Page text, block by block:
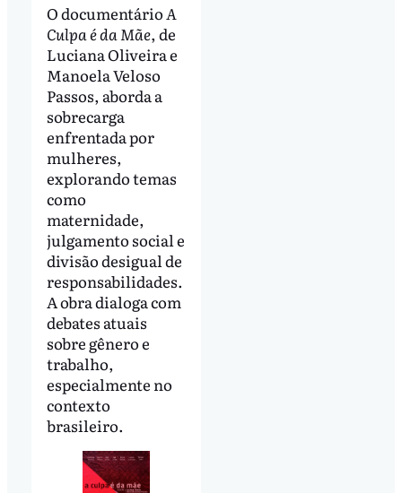
O documentário A
Culpa é da Mãe, de
Luciana Oliveira e
Manoela Veloso
Passos, aborda a
sobrecarga
enfrentada por
mulheres,
explorando temas
como
maternidade,
julgamento social e
divisão desigual de
responsabilidades.
A obra dialoga com
debates atuais
sobre gênero e
trabalho,
especialmente no
contexto
brasileiro.